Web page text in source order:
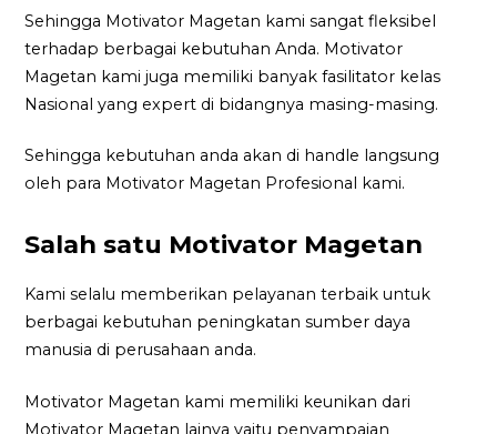
Sehingga Motivator Magetan kami sangat fleksibel
terhadap berbagai kebutuhan Anda. Motivator
Magetan kami juga memiliki banyak fasilitator kelas
Nasional yang expert di bidangnya masing-masing.
Sehingga kebutuhan anda akan di handle langsung
oleh para Motivator Magetan Profesional kami.
Salah satu Motivator Magetan
Kami selalu memberikan pelayanan terbaik untuk
berbagai kebutuhan peningkatan sumber daya
manusia di perusahaan anda.
Motivator Magetan kami memiliki keunikan dari
Motivator Magetan lainya yaitu penyampaian